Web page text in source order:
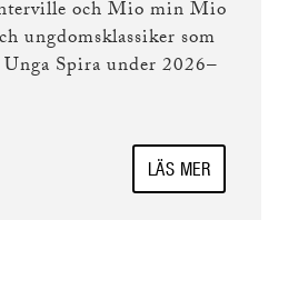
och Mio min Mio
ungdomsklassiker som
Spira under 2026­–
LÄS MER